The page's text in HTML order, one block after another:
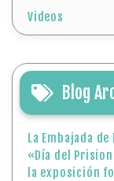
Videos
Blog
La Embajada
«Día del
la exposición